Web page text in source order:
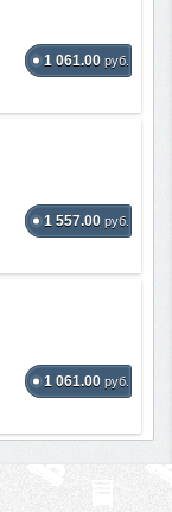
1 061.00 руб.
1 557.00 руб.
1 061.00 руб.